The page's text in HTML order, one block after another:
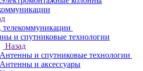
телекоммуникации
и спутниковые технологии
Назад
Антенны и спутниковые технологии
Антенны и аксессуары